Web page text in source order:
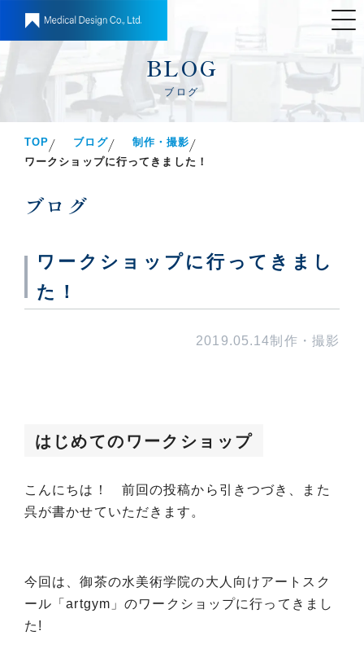
BLOG
ブログ
TOP ブログ
制作・撮影
ワークショップに行ってきました！
ブログ
ワークショップに行ってきまし
た！
2019.05.14制作・撮影
はじめてのワークショップ
こんにちは！ 前回の投稿から引きつづき、また
呉が書かせていただきます。
今回は、御茶の水美術学院の大人向けアートスク
ール「artgym」のワークショップに行ってきまし
た!